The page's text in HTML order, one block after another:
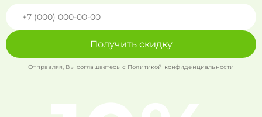
Получить скидку
Отправляя, Вы соглашаетесь с Политикой конфиденциальности